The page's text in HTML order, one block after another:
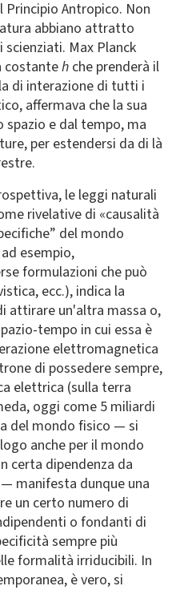
Antropico. Non
abbiano attratto
Max Planck
costanteh che prenderà il
di interazione di tutti i
affermava che la sua
e dal tempo, ma
per estendersi da di là
le leggi naturali
rivelative di «causalità
del mondo
esempio,
formulazioni che può
ecc.), indica la
attirare un'altra massa o,
tempo in cui essa è
elettromagnetica
di possedere sempre,
elettrica (sulla terra
oggi come 5 miliardi
del mondo fisico — si
anche per il mondo
certa dipendenza da
manifesta dunque una
un certo numero di
o fondanti di
sempre più
formalità irriducibili. In
è vero, si